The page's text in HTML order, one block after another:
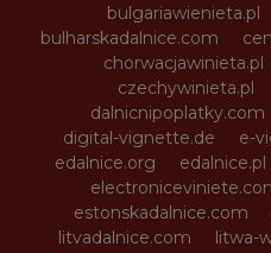
bulgariawienieta.pl
bulharskadalnice.com
chorwacjawinieta.pl
czechywinieta.pl
dalnicnipoplatky.com
digital-vignette.de
e-
edalnice.org
edalnice.pl
estonskadalnice.com
litvadalnice.com
litwa-